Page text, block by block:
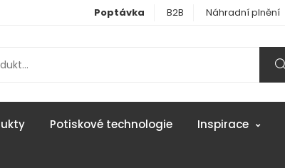
Poptávka B2B Náhradní plnění
Potiskové technologie Inspirace